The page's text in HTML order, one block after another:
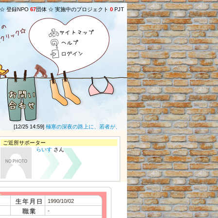
登録NPO 67団体 ☆ 実施中のプロジェクト 0 PJT
サイトマップ
ヘルプ
ログイン
[12/25 14:59]極寒の深夜の路上に、若者が、段ボールや毛布などの防寒具もなしで寝
ご近所サポーター
らいす さん
1990/10/02
-